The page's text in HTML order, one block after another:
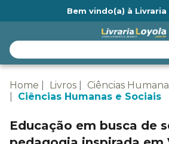
Bem vindo(a) à Livraria
Home Livros
Ciências
Ciências Humanas e Sociais
Educação em busca de